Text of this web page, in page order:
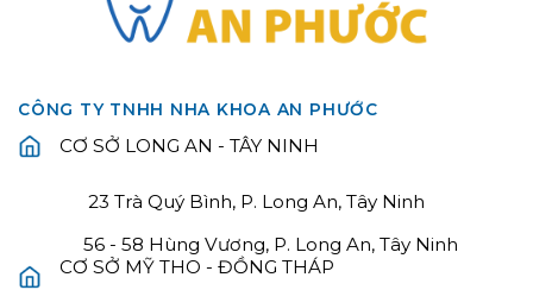
CÔNG TY TNHH NHA KHOA AN PHƯỚC
CƠ SỞ LONG AN - TÂY NINH
23 Trà Quý Bình, P. Long An, Tây Ninh
56 - 58 Hùng Vương, P. Long An, Tây Ninh
CƠ SỞ MỸ THO - ĐỒNG THÁP